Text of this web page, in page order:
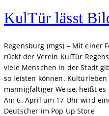
KulTür lässt
Regensburg (mgs) – Mit einer
rückt der Verein KulTür
viele Menschen in der Stadt
so leisten können.
mannigfaltiger Weise, heißt
Am 6. April um 17 Uhr wird
Deutscher im Pop Up Store